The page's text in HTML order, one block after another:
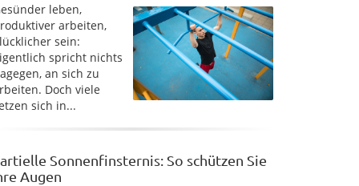
leben,
arbeiten,
sein:
spricht nichts
an sich zu
Doch viele
sich in...
Sonnenfinsternis: So schützen Sie
Augen